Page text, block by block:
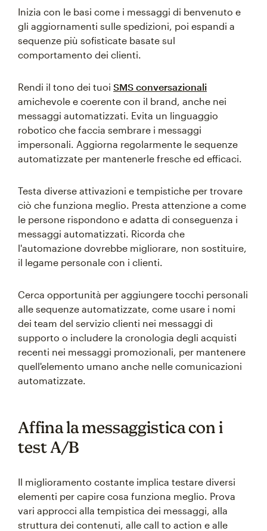
Inizia con le basi come i messaggi di benvenuto e
gli aggiornamenti sulle spedizioni, poi espandi a
sequenze più sofisticate basate sul
comportamento dei clienti.
Rendi il tono dei tuoi SMS conversazionali
amichevole e coerente con il brand, anche nei
messaggi automatizzati. Evita un linguaggio
robotico che faccia sembrare i messaggi
impersonali. Aggiorna regolarmente le sequenze
automatizzate per mantenerle fresche ed efficaci.
Testa diverse attivazioni e tempistiche per trovare
ciò che funziona meglio. Presta attenzione a come
le persone rispondono e adatta di conseguenza i
messaggi automatizzati. Ricorda che
l'automazione dovrebbe migliorare, non sostituire,
il legame personale con i clienti.
Cerca opportunità per aggiungere tocchi personali
alle sequenze automatizzate, come usare i nomi
dei team del servizio clienti nei messaggi di
supporto o includere la cronologia degli acquisti
recenti nei messaggi promozionali, per mantenere
quell'elemento umano anche nelle comunicazioni
automatizzate.
Affina la messaggistica con i
test A/B
Il miglioramento costante implica testare diversi
elementi per capire cosa funziona meglio. Prova
vari approcci alla tempistica dei messaggi, alla
struttura dei contenuti, alle call to action e alle